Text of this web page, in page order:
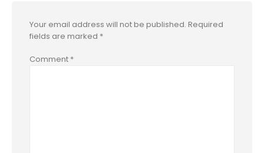
Your email address will not be published. Required
fields are marked *
Comment *